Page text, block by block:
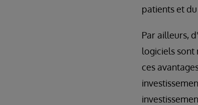
patients et
Par ailleurs,
logiciels sont
ces